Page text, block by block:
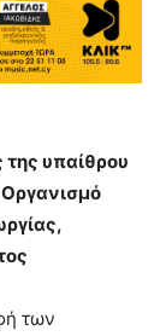
της υπαίθρου
των